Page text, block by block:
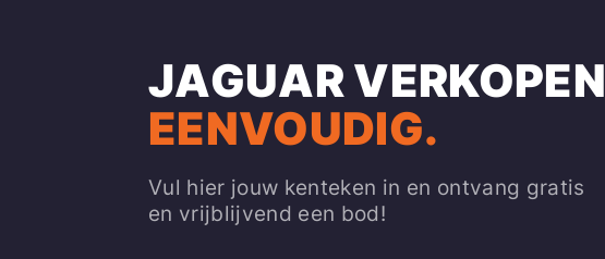
JAGUAR VERKOPEN
EENVOUDIG.
Vul hier jouw kenteken in en ontvang gratis
en vrijblijvend een bod!